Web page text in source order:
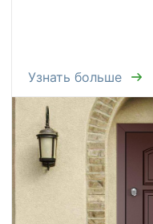
Узнать больше